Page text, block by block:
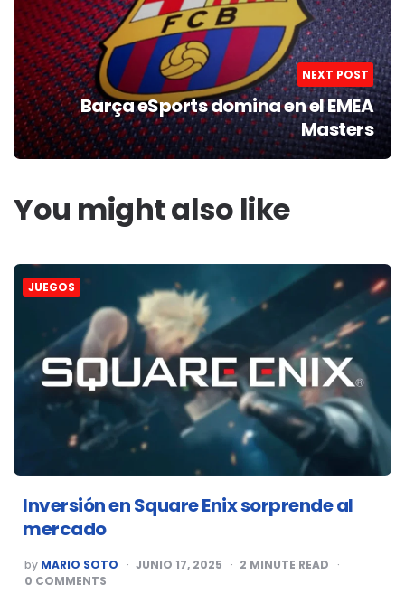
NEXT POST
Barça eSports domina en el EMEA
Masters
You might also like
JUEGOS
Inversión en Square Enix sorprende al
mercado
POSTED
BY
by MARIO SOTO JUNIO 17, 2025 2 MINUTE READ
0 COMMENTS